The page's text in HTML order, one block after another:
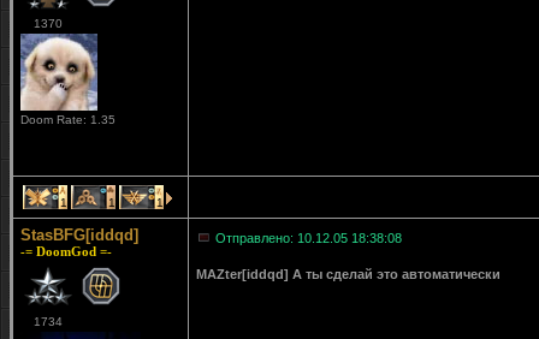
1370
Doom Rate: 1.35
1 1 1
StasBFG[iddqd]
-= DoomGod =-
1734
Отправлено: 10.12.05 18:38:08
MAZter[iddqd] А ты сделай это автоматически